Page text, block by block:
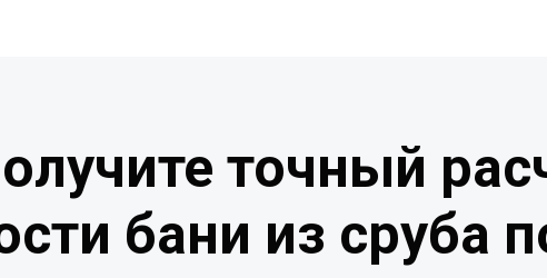
точный
бани из сруба